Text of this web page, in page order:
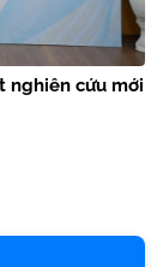
nghiên cứu mới